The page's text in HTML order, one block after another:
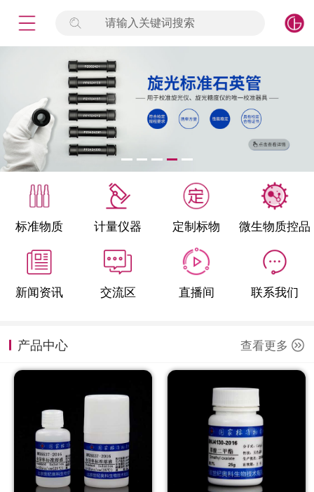
请输入关键词搜索
标准物质 计量仪器 定制标物 微生物质控品
新闻资讯 交流区 直播间 联系我们
产品中心 查看更多
签到
标准物质
产品专项
微生物检测/质控品
定制标物
定制仪器
新闻资讯
公司主页
购物车